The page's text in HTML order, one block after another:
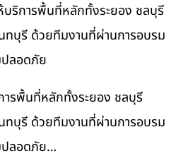
ริการพื้นที่หลักทั้งระยอง ชลบุรี
ทบุรี ด้วยทีมงานที่ผ่านการอบรม
ปลอดภัย
ารพื้นที่หลักทั้งระยอง ชลบุรี
ทบุรี ด้วยทีมงานที่ผ่านการอบรม
ปลอดภัย…